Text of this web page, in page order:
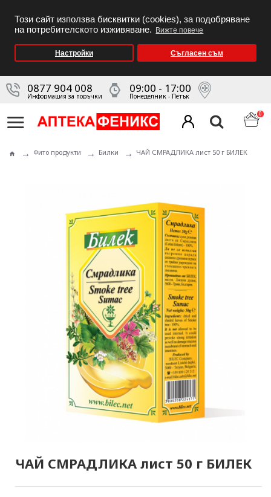
Този сайт използва бисквитки (cookies), за подобряване
на потребителското изживяване.
Вижте повече
Настройки Съгласен съм
0877 904 008
Информация за поръчки
09:00 - 17:00
Понеделник - Петък
0
Фито продукти Билки ЧАЙ СМРАДЛИКА лист 50 г БИЛЕК
ЧАЙ СМРАДЛИКА лист 50 г БИЛЕК